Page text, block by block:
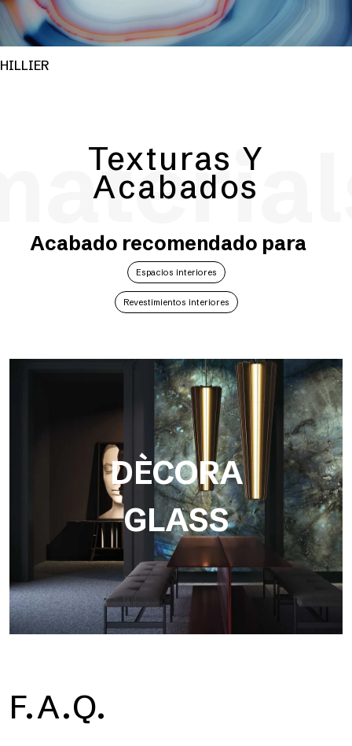
HILLIER
Texturas Y
Acabados
Acabado recomendado para
Espacios interiores
Revestimientos interiores
DÈCORA
GLASS
F.A.Q.